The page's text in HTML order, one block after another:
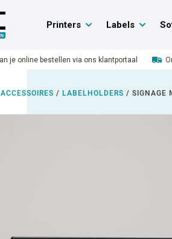
Printers Labels
je online bestellen via ons klantportaal
ACCESSOIRES / LABELHOLDERS / SIGNAGE